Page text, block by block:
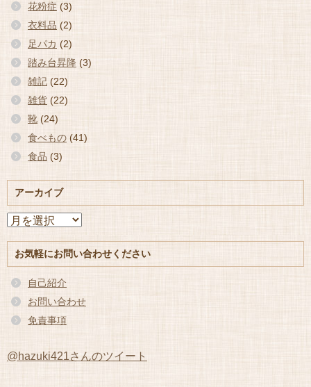
花粉症 (3)
衣料品 (2)
足パカ (2)
踏み台昇降 (3)
雑記 (22)
雑貨 (22)
靴 (24)
食べもの (41)
食品 (3)
アーカイブ
ア
イ
ブ
お気軽にお問い合わせください
自己紹介
お問い合わせ
免責事項
@hazuki421さんのツイート